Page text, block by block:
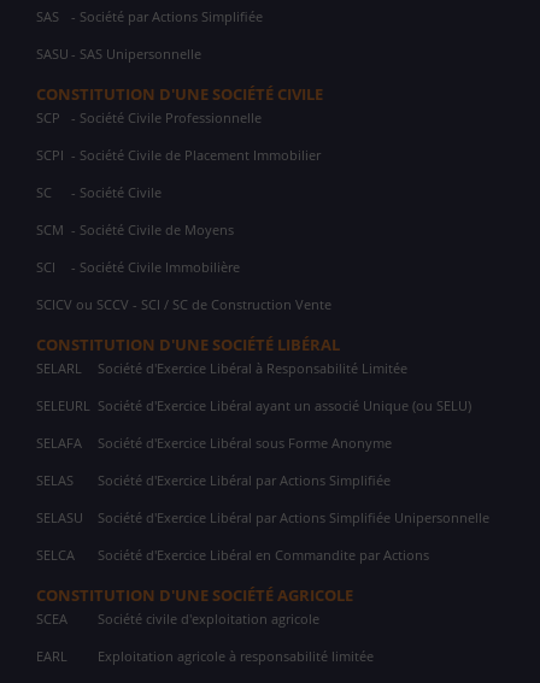
SAS - Société par Actions Simplifiée
SASU - SAS Unipersonnelle
CONSTITUTION D'UNE SOCIÉTÉ CIVILE
SCP - Société Civile Professionnelle
SCPI - Société Civile de Placement Immobilier
SC - Société Civile
SCM - Société Civile de Moyens
SCI - Société Civile Immobilière
SCICV ou SCCV - SCI / SC de Construction Vente
CONSTITUTION D'UNE SOCIÉTÉ LIBÉRAL
SELARL Société d'Exercice Libéral à Responsabilité Limitée
SELEURL Société d'Exercice Libéral ayant un associé Unique (ou SELU)
SELAFA Société d'Exercice Libéral sous Forme Anonyme
SELAS Société d'Exercice Libéral par Actions Simplifiée
SELASU Société d'Exercice Libéral par Actions Simplifiée Unipersonnelle
SELCA Société d'Exercice Libéral en Commandite par Actions
CONSTITUTION D'UNE SOCIÉTÉ AGRICOLE
SCEA Société civile d'exploitation agricole
EARL Exploitation agricole à responsabilité limitée